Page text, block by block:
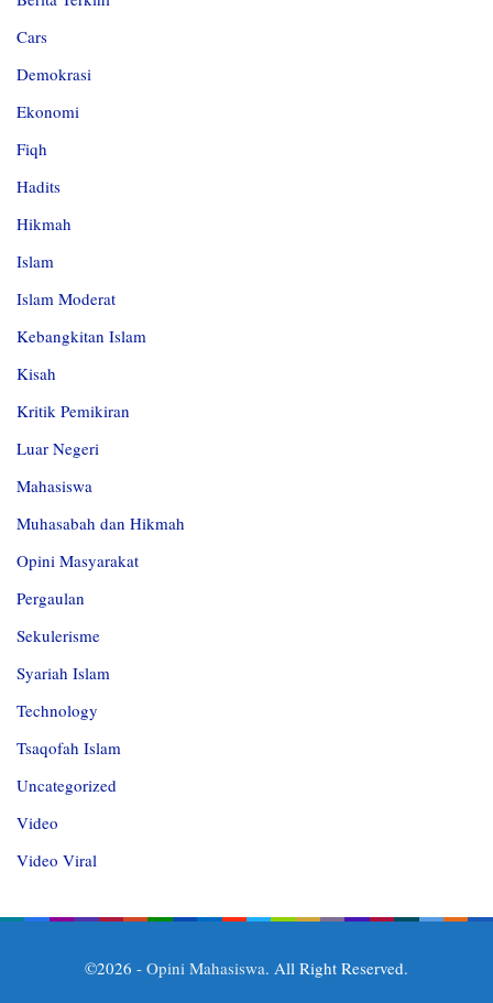
Cars
Demokrasi
Ekonomi
Fiqh
Hadits
Hikmah
Islam
Islam Moderat
Kebangkitan Islam
Kisah
Kritik Pemikiran
Luar Negeri
Mahasiswa
Muhasabah dan Hikmah
Opini Masyarakat
Pergaulan
Sekulerisme
Syariah Islam
Technology
Tsaqofah Islam
Uncategorized
Video
Video Viral
©2026 - Opini Mahasiswa. All Right Reserved.